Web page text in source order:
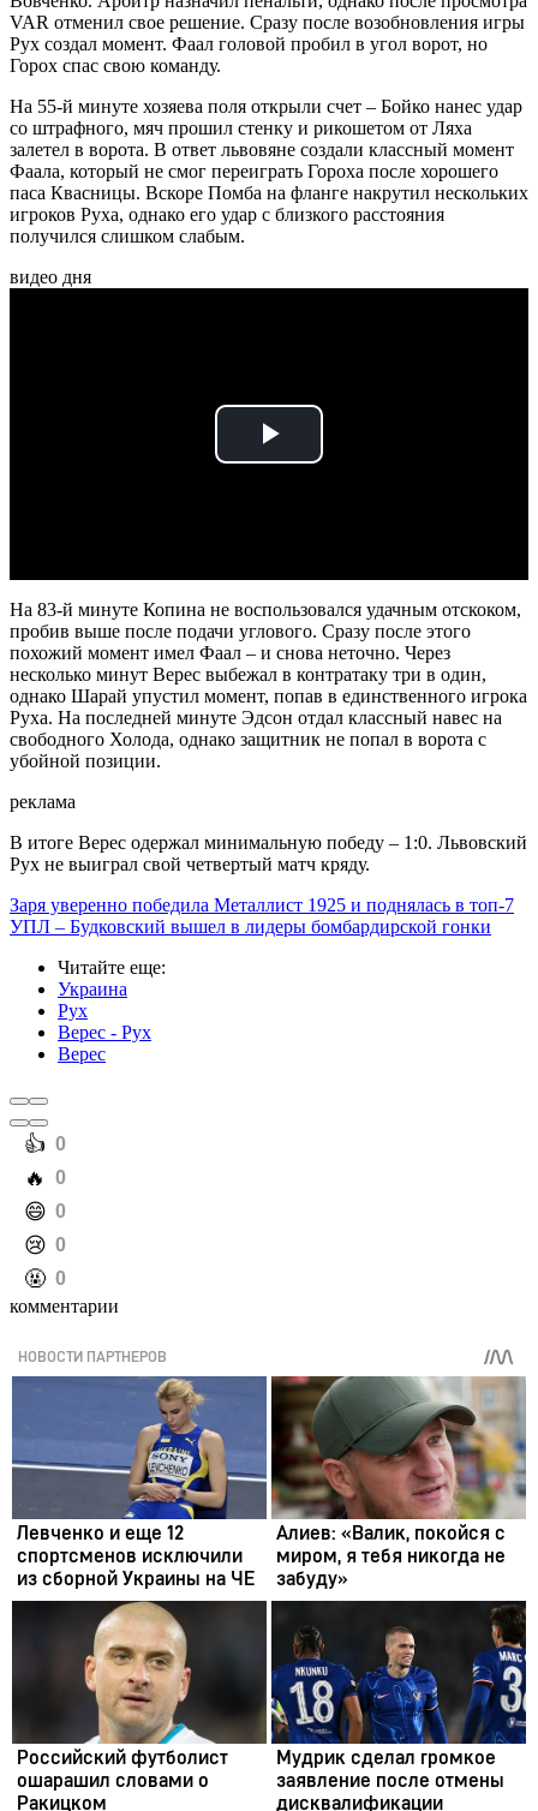
VAR отменил свое решение. Сразу после возобновления игры
Рух создал момент. Фаал головой пробил в угол ворот, но
Горох спас свою команду.
На 55-й минуте хозяева поля открыли счет – Бойко нанес удар
со штрафного, мяч прошил стенку и рикошетом от Ляха
залетел в ворота. В ответ львовяне создали классный момент
Фаала, который не смог переиграть Гороха после хорошего
паса Квасницы. Вскоре Помба на фланге накрутил нескольких
игроков Руха, однако его удар с близкого расстояния
получился слишком слабым.
видео дня
Play
На 83-й минуте Копина не воспользовался удачным отскоком,
пробив выше после подачи углового. Сразу после этого
похожий момент имел Фаал – и снова неточно. Через
несколько минут Верес выбежал в контратаку три в один,
однако Шарай упустил момент, попав в единственного игрока
Руха. На последней минуте Эдсон отдал классный навес на
свободного Холода, однако защитник не попал в ворота с
убойной позиции.
реклама
В итоге Верес одержал минимальную победу – 1:0. Львовский
Рух не выиграл свой четвертый матч кряду.
Заря уверенно победила Металлист 1925 и поднялась в топ-7
УПЛ – Будковский вышел в лидеры бомбардирской гонки
Читайте еще:
Украина
Рух
Верес - Рух
Верес
️👍 0
️🔥 0
️😄 0
️😢 0
️🤬 0
комментарии